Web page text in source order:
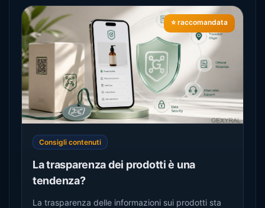
⭐ raccomandata
Consigli contenuti
La trasparenza dei prodotti è una
tendenza?
La trasparenza delle informazioni sui prodotti sta